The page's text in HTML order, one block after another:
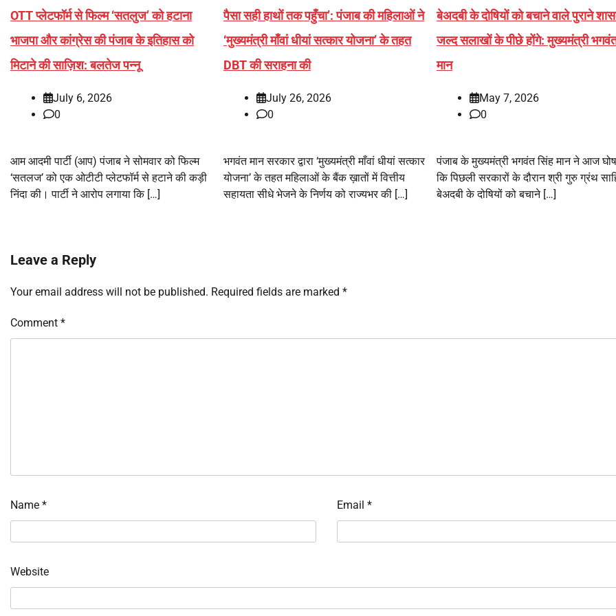
OTT प्लेटफॉर्म से फिल्म ‘सतलुज’ को हटाना
भाजपा और कांग्रेस की पंजाब के इतिहास को
मिटाने की साज़िश: बलतेज पन्नू
July 6, 2026
0
आम आदमी पार्टी (आप) पंजाब ने सोमवार को फिल्म
‘सतलज’ को एक ओटीटी प्लेटफॉर्म से हटाने की कड़ी
निंदा की। पार्टी ने आरोप लगाया कि […]
पैसा सही हाथों तक पहुँचा’: पंजाब की महिलाओं ने
‘मुख्यमंत्री माँवां धीयां सत्कार योजना’ के तहत
DBT की सराहना की
July 26, 2026
0
भगवंत मान सरकार द्वारा ‘मुख्यमंत्री माँवां धीयां सत्कार
योजना’ के तहत महिलाओं के बैंक ख़ातों में वित्तीय
सहायता सीधे भेजने के निर्णय को राज्यभर की […]
बेअदबी के दोषियों को बचाने वाले पुराने
जल्द सलाखों के पीछे होंगे: मुख्यमंत्री
मान
May 7, 2026
0
पंजाब के मुख्यमंत्री भगवंत सिंह मान ने आज
कि पिछली सरकारों के दौरान श्री गुरु ग्रंथ
बेअदबी के दोषियों को बचाने […]
Leave a Reply
Your email address will not be published. Required fields are marked *
Comment *
Name * Email *
Website